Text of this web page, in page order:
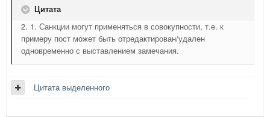
Цитата
2. 1. Санкции могут применяться в совокупности, т.е. к
примеру пост может быть отредактирован/удален
одновременно с выставлением замечания.
Цитата выделенного